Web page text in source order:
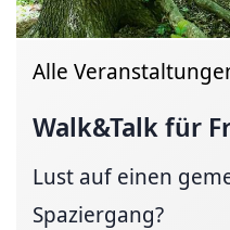
Alle
Walk&Talk für
Lust auf einen
Spaziergang?